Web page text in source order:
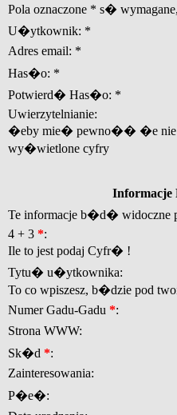
Pola oznaczone * s�
U�ytkownik: *
Adres email: *
Has�o: *
Potwierd� Has�o: *
Uwierzytelnianie:
�eby mie� pewno�� �e nie
wy�wietlone cyfry
Te informacje b�d� widoczne
4 + 3 *:
Ile to jest podaj Cyfr� !
Tytu� u�ytkownika:
To co wpiszesz, b�dzie pod
Numer Gadu-Gadu *:
Strona WWW:
Sk�d *:
Zainteresowania:
P�e�: